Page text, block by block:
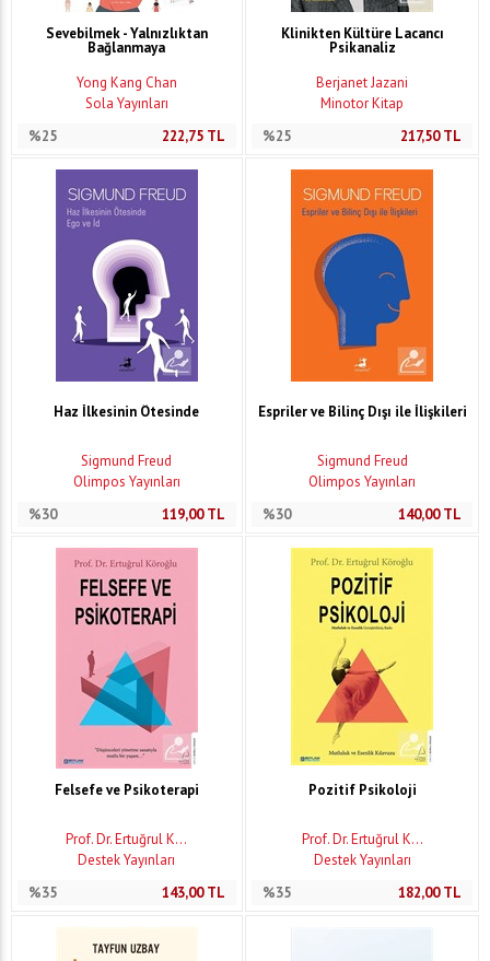
Sevebilmek - Yalnızlıktan
Bağlanmaya
Yong Kang Chan
Sola Yayınları
%25
222,75TL
Klinikten Kültüre Lacancı
Psikanaliz
Berjanet Jazani
Minotor Kitap
%25
217,50TL
Haz İlkesinin Ötesinde
Sigmund Freud
Olimpos Yayınları
%30
119,00TL
Espriler ve Bilinç Dışı ile İlişkileri
Sigmund Freud
Olimpos Yayınları
%30
140,00TL
Felsefe ve Psikoterapi
Prof. Dr. Ertuğrul K...
Destek Yayınları
%35
143,00TL
Pozitif Psikoloji
Prof. Dr. Ertuğrul K...
Destek Yayınları
%35
182,00TL